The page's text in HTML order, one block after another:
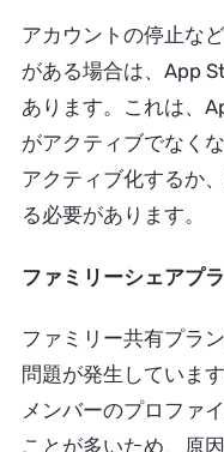
アカウントの停止な
がある場合は、App
あります。これは、
がアクティブでなく
アクティブ化するか
る必要があります。
ファミリーシェアプ
ファミリー共有プラ
問題が発生していま
メンバーのプロファ
ことが多いため、原